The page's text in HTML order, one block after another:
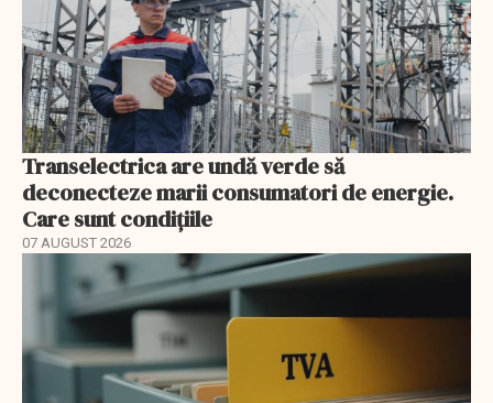
Transelectrica are undă verde să
deconecteze marii consumatori de energie.
Care sunt condițiile
07 AUGUST 2026